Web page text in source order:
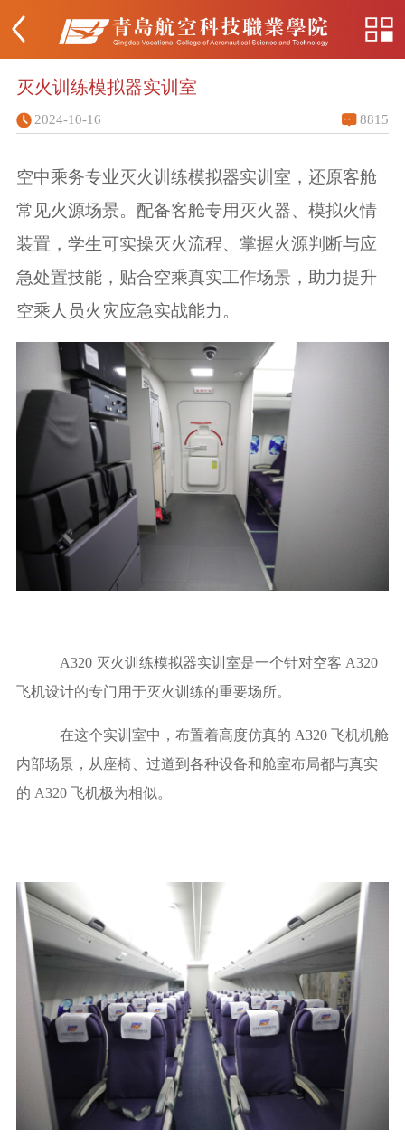
灭火训练模拟器实训室
2024-10-16 8815
空中乘务专业灭火训练模拟器实训室，还原客舱
常见火源场景。配备客舱专用灭火器、模拟火情
装置，学生可实操灭火流程、掌握火源判断与应
急处置技能，贴合空乘真实工作场景，助力提升
空乘人员火灾应急实战能力。
A320 灭火训练模拟器实训室是一个针对空客 A320
飞机设计的专门用于灭火训练的重要场所。
在这个实训室中，布置着高度仿真的 A320 飞机机舱
内部场景，从座椅、过道到各种设备和舱室布局都与真实
的 A320 飞机极为相似。